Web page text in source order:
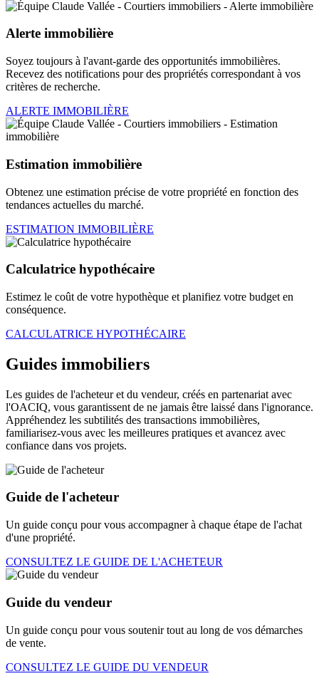
Alerte immobilière
Soyez toujours à l'avant-garde des opportunités immobilières.
Recevez des notifications pour des propriétés correspondant à vos
critères de recherche.
ALERTE IMMOBILIÈRE
Estimation immobilière
Obtenez une estimation précise de votre propriété en fonction des
tendances actuelles du marché.
ESTIMATION IMMOBILIÈRE
Calculatrice hypothécaire
Estimez le coût de votre hypothèque et planifiez votre budget en
conséquence.
CALCULATRICE HYPOTHÉCAIRE
Guides immobiliers
Les guides de l'acheteur et du vendeur, créés en partenariat avec
l'OACIQ, vous garantissent de ne jamais être laissé dans l'ignorance.
Appréhendez les subtilités des transactions immobilières,
familiarisez-vous avec les meilleures pratiques et avancez avec
confiance dans vos projets.
Guide de l'acheteur
Un guide conçu pour vous accompagner à chaque étape de l'achat
d'une propriété.
CONSULTEZ LE GUIDE DE L'ACHETEUR
Guide du vendeur
Un guide conçu pour vous soutenir tout au long de vos démarches
de vente.
CONSULTEZ LE GUIDE DU VENDEUR